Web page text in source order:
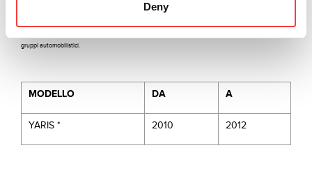
Deny
gruppi automobilistici.
MODELLO DA A
YARIS * 2010 2012